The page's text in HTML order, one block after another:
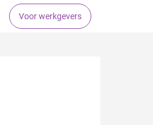
Voor werkgevers